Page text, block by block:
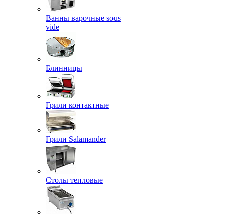
Ванны варочные sous
vide
Блинницы
Грили контактные
Грили Salamander
Столы тепловые